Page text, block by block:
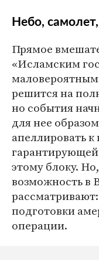
Небо,
Прямое
«Исламским
решится на
но события
для нее
апеллировать
этому блоку.
возможность в
подготовки
операции.